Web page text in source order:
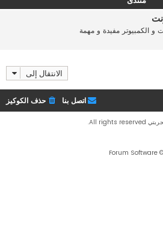
الكمبيوتر مفيدة و مهمة
الانتقال إلى
حذف الكوكيز اتصل بنا